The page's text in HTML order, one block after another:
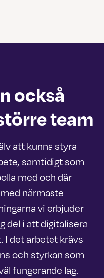
också
team
att kunna styra
samtidigt som
med och där
närmaste
vi erbjuder
del i att digitalisera
. I det arbetet krävs
och styrkan som
fungerande lag.